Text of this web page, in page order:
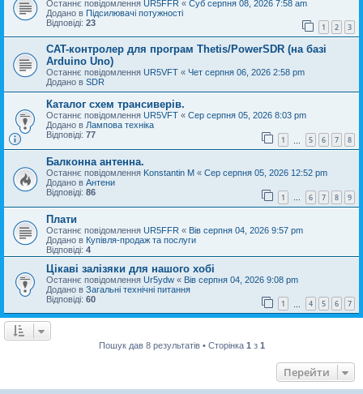
Останнє повідомлення UR5FFR « Суб серпня 08, 2026 7:58 am
Додано в Підсилювачі потужності
Відповіді: 23 1 2 3
CAT-контролер для програм Thetis/PowerSDR (на базі
Arduino Uno)
Останнє повідомлення UR5VFT « Чет серпня 06, 2026 2:58 pm
Додано в SDR
Каталог схем трансиверів.
Останнє повідомлення UR5VFT « Сер серпня 05, 2026 8:03 pm
Додано в Лампова техніка
Відповіді: 77 1 5 6 7 8
Балконна антенна.
Останнє повідомлення Konstantin M « Сер серпня 05, 2026 12:52 pm
Додано в Антени
Відповіді: 86 1 … 6 7 8 9
Плати
Останнє повідомлення UR5FFR « Вів серпня 04, 2026 9:57 pm
Додано в Купівля-продаж та послуги
Відповіді: 4
Цікаві залізяки для нашого хобі
Останнє повідомлення Ur5ydw « Вів серпня 04, 2026 9:08 pm
Додано в Загальні технічні питання
Відповіді: 60 1 4 5 6 7
Пошук дав 8 результатів • Сторінка 1 з 1
Перейти